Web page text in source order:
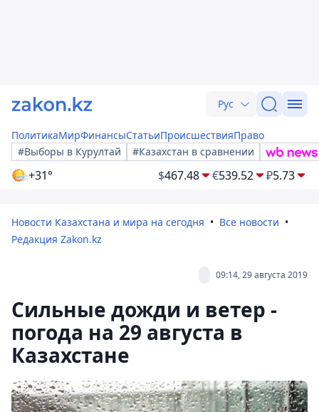
Рус
ПолитикаМирФинансыСтатьиПроисшествияПраво
#Выборы в Курултай
#Казахстан в сравнении
+31° $467.48 €539.52 ₽5.73
Новости Казахстана и мира на сегодня
Все новости
Редакция Zakon.kz
09:14, 29 августа 2019
Сильные дожди и ветер -
погода на 29 августа в
Казахстане